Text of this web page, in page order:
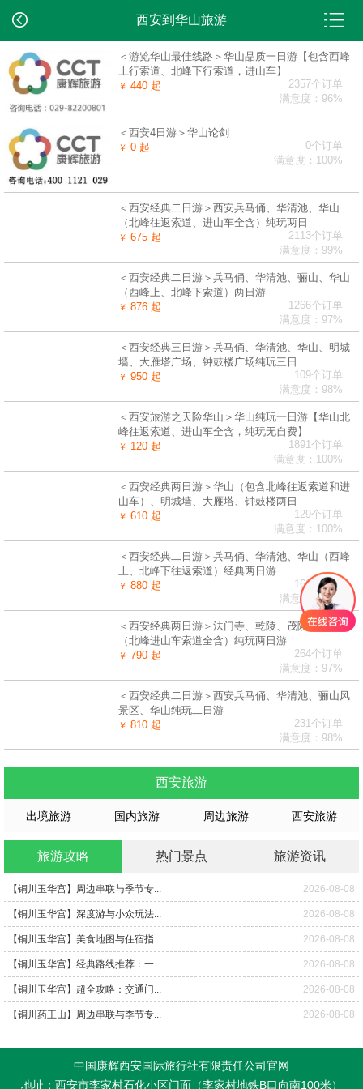
西安到华山旅游
＜游览华山最佳线路＞华山品质一日游【包含西峰
上行索道、北峰下行索道，进山车】
￥ 440 起
2357个订单
满意度：96%
＜西安4日游＞华山论剑
￥ 0 起
0个订单
满意度：100%
＜西安经典二日游＞西安兵马俑、华清池、华山
（北峰往返索道、进山车全含）纯玩两日
￥ 675 起
2113个订单
满意度：99%
＜西安经典二日游＞兵马俑、华清池、骊山、华山
（西峰上、北峰下索道）两日游
￥ 876 起
1266个订单
满意度：97%
＜西安经典三日游＞兵马俑、华清池、华山、明城
墙、大雁塔广场、钟鼓楼广场纯玩三日
￥ 950 起
109个订单
满意度：98%
＜西安旅游之天险华山＞华山纯玩一日游【华山北
峰往返索道、进山车全含，纯玩无自费】
￥ 120 起
1891个订单
满意度：100%
＜西安经典两日游＞华山（包含北峰往返索道和进
山车）、明城墙、大雁塔、钟鼓楼两日
￥ 610 起
129个订单
满意度：100%
＜西安经典二日游＞兵马俑、华清池、华山（西峰
上、北峰下往返索道）经典两日游
￥ 880 起
166个订单
满意度：99%
＜西安经典两日游＞法门寺、乾陵、茂陵、华山
（北峰进山车索道全含）纯玩两日游
￥ 790 起
264个订单
满意度：97%
＜西安经典二日游＞西安兵马俑、华清池、骊山风
景区、华山纯玩二日游
￥ 810 起
231个订单
满意度：98%
西安旅游
出境旅游 国内旅游 周边旅游 西安旅游
旅游攻略 热门景点 旅游资讯
【铜川玉华宫】周边串联与季节专... 2026-08-08
【铜川玉华宫】深度游与小众玩法... 2026-08-08
【铜川玉华宫】美食地图与住宿指... 2026-08-08
【铜川玉华宫】经典路线推荐：一... 2026-08-08
【铜川玉华宫】超全攻略：交通门... 2026-08-08
【铜川药王山】周边串联与季节专... 2026-08-08
中国康辉西安国际旅行社有限责任公司官网
地址：西安市李家村石化小区门面（李家村地铁B口向南100米）